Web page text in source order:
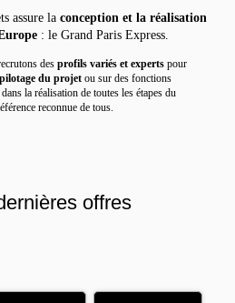
assure la conception et la réalisation
: le Grand Paris Express.
des profils variés et experts pour
pilotage du projet ou sur des fonctions
la réalisation de toutes les étapes du
reconnue de tous.
offres